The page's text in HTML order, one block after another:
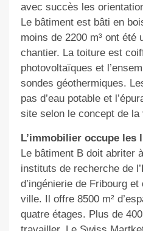
avec succès les
Le bâtiment est bâti en
moins de 2200 m³ ont été
chantier. La toiture est
photovoltaïques et
sondes géothermiques.
pas d’eau potable et
site selon le concept de la
L’immobilier occupe les
Le bâtiment B doit abriter
instituts de recherche de
d’ingénierie de Fribourg
ville. Il offre 8500 m²
quatre étages. Plus de